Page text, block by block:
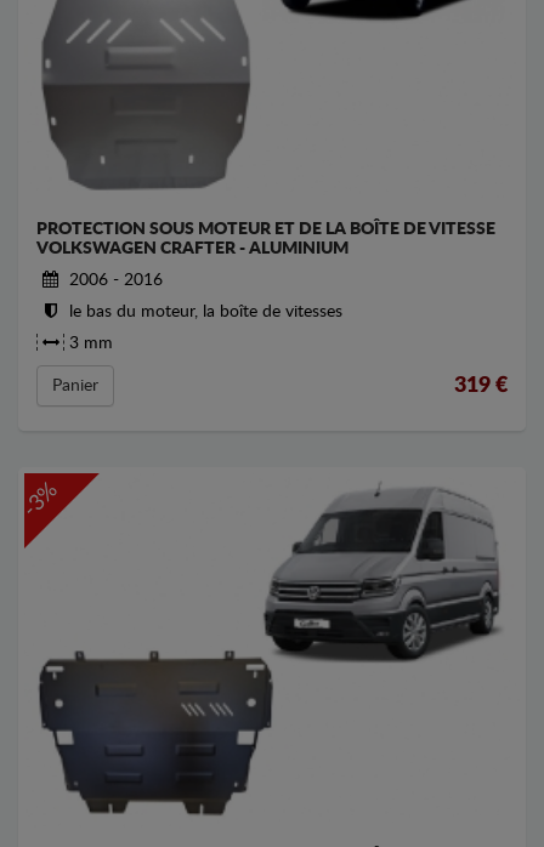
PROTECTION SOUS MOTEUR ET DE LA BOÎTE DE VITESSE
VOLKSWAGEN CRAFTER - ALUMINIUM
2006 - 2016
le bas du moteur, la boîte de vitesses
3 mm
Panier 319 €
-3%